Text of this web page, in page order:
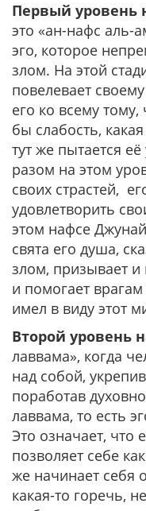
Первый уровень
это «ан-нафс аль-
эго, которое
злом. На этой
повелевает
его ко всему тому,
бы слабость,
тут же пытается
разом на этом
своих страстей,
удовлетворить
этом нафсе
свята его душа,
злом, призывает и
и помогает
имел в виду этот
Второй уровень
лаввама», когда
над собой,
поработав
лаввама, то есть
Это означает, что
позволяет себе
же начинает себя
какая-то горечь,